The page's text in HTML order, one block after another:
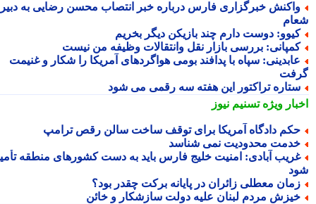
خبرگزاری فارس درباره خبر انتصاب محسن رضایی به دبیری
دوست دارم چند بازیکن دیگر بخریم
بررسی بازار نقل وانتقالات وظیفه من نیست
سپاه با پدافند بومی هواگردهای آمریکا را شکار و غنیمت
تراکتور این هفته سه رقمی می شود
ویژهتسنیم نیوز
دادگاه آمریکا برای توقف ساخت سالن رقص ترامپ
محدودیت نمی شناسد
آبادی: امنیت خلیج فارس باید به دست کشورهای منطقه تأمین
معطلی زائران در پایانه برکت چقدر بود؟
مردم لبنان علیه دولت سازشکار و خائن